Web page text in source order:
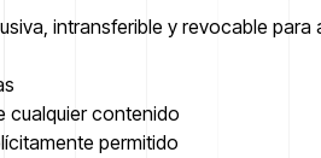
intransferible y revocable
cualquier contenido
permitido